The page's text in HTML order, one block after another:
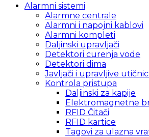
Alarmni sistemi
Alarmne centrale
Alarmni i napojni kablovi
Alarmni kompleti
Daljinski upravljači
Detektori curenja vode
Detektori dima
Javljači i upravljive
Kontrola pristupa
Daljinski za kapije
Elektromagnetne
RFID Čitači
RFID kartice
Tagovi za ulazna